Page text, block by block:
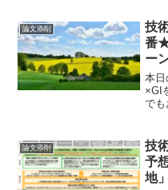
す。
が、
論文添削
技
番★
ー
本
×GI
でも
もの
が、
論文添削
技
予
地」